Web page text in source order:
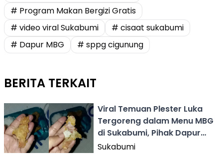
# Program Makan Bergizi Gratis
# video viral Sukabumi
# cisaat sukabumi
# Dapur MBG
# sppg cigunung
BERITA TERKAIT
Viral Temuan Plester Luka
Tergoreng dalam Menu MBG
di Sukabumi, Pihak Dapur
Minta Maaf
Sukabumi